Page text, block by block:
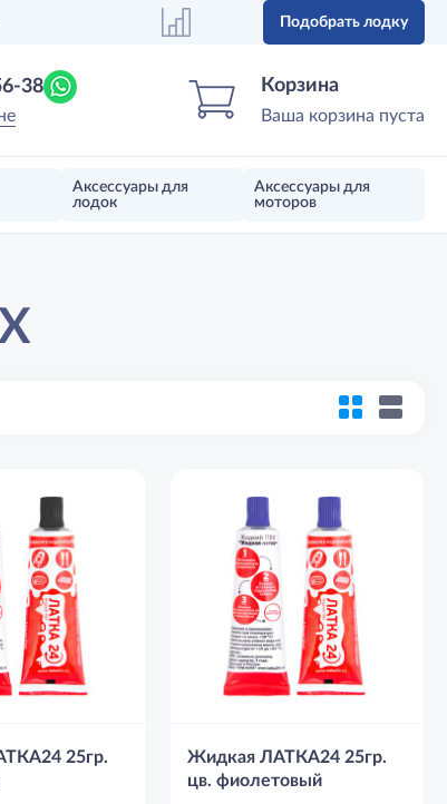
Подобрать лодку
Корзина
Ваша корзина пуста
38
Аксессуары для
лодок
Аксессуары для
моторов
25гр.
Жидкая ЛАТКА24 25гр.
цв. фиолетовый